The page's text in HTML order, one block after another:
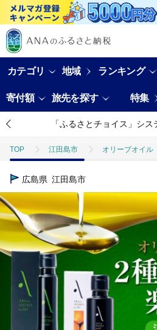
カテゴリ 地域 ランキング
寄付額 旅先を探す 特集
「ふるさとチョイス」シ
TOP 江田島市 オリーブオイル
広島県 江田島市